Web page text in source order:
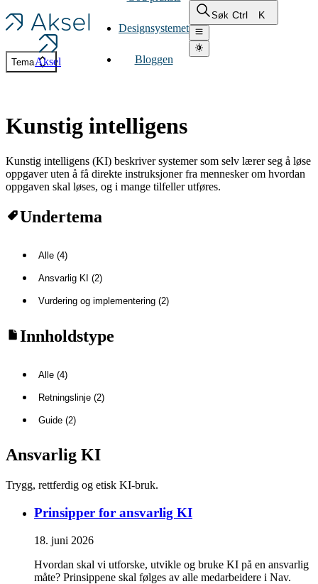
Aksel
Designsystemet
Bloggen
Søk Ctrl K
Tema
Kunstig intelligens
Kunstig intelligens (KI) beskriver systemer som selv lærer seg å løse
oppgaver uten å få direkte instruksjoner fra mennesker om hvordan
oppgaven skal løses, og i mange tilfeller utføres.
Undertema
Alle (4)
Ansvarlig KI (2)
Vurdering og implementering (2)
Innholdstype
Alle (4)
Retningslinje (2)
Guide (2)
Ansvarlig KI
Trygg, rettferdig og etisk KI-bruk.
Prinsipper for ansvarlig KI
18. juni 2026
Hvordan skal vi utforske, utvikle og bruke KI på en ansvarlig
måte? Prinsippene skal følges av alle medarbeidere i Nav.